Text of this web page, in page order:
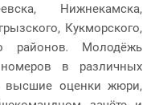
Нижнекамска,
Кукморского,
районов. Молодёжь
в различных
высшие оценки жюри,